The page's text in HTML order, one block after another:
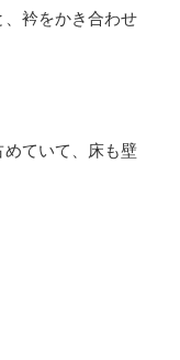
衿をかき合わせ
ていて、床も壁